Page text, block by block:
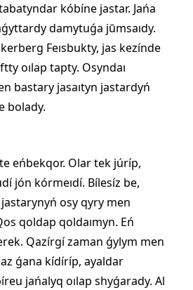
kóbíne jastar. Jańa
damytuǵa jūmsaıdy.
Feısbukty, jas kezínde
oılap tapty. Osyndaı
bastary jasaıtyn jastardyń
bolady.
eńbekqor. Olar tek júríp,
jón kórmeıdí. Bílesíz be,
osy qyry men
qoldap qoldaımyn. Eń
Qazírgí zaman ǵylym men
ǵana kídíríp, ayaldar
jańalyq oılap shyǵarady. Al